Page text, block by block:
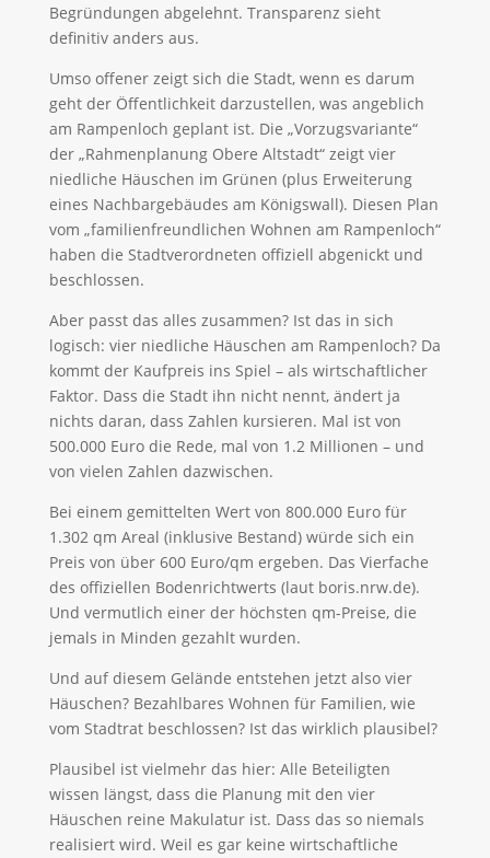
Begründungen abgelehnt. Transparenz sieht
definitiv anders aus.
Umso offener zeigt sich die Stadt, wenn es darum
geht der Öffentlichkeit darzustellen, was angeblich
am Rampenloch geplant ist. Die „Vorzugsvariante“
der „Rahmenplanung Obere Altstadt“ zeigt vier
niedliche Häuschen im Grünen (plus Erweiterung
eines Nachbargebäudes am Königswall). Diesen Plan
vom „familienfreundlichen Wohnen am Rampenloch“
haben die Stadtverordneten offiziell abgenickt und
beschlossen.
Aber passt das alles zusammen? Ist das in sich
logisch: vier niedliche Häuschen am Rampenloch? Da
kommt der Kaufpreis ins Spiel – als wirtschaftlicher
Faktor. Dass die Stadt ihn nicht nennt, ändert ja
nichts daran, dass Zahlen kursieren. Mal ist von
500.000 Euro die Rede, mal von 1.2 Millionen – und
von vielen Zahlen dazwischen.
Bei einem gemittelten Wert von 800.000 Euro für
1.302 qm Areal (inklusive Bestand) würde sich ein
Preis von über 600 Euro/qm ergeben. Das Vierfache
des offiziellen Bodenrichtwerts (laut boris.nrw.de).
Und vermutlich einer der höchsten qm-Preise, die
jemals in Minden gezahlt wurden.
Und auf diesem Gelände entstehen jetzt also vier
Häuschen? Bezahlbares Wohnen für Familien, wie
vom Stadtrat beschlossen? Ist das wirklich plausibel?
Plausibel ist vielmehr das hier: Alle Beteiligten
wissen längst, dass die Planung mit den vier
Häuschen reine Makulatur ist. Dass das so niemals
realisiert wird. Weil es gar keine wirtschaftliche